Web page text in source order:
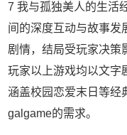
7 我与孤独美人的生活
间的深度互动与故事发
剧情，结局受玩家决策
玩家以上游戏均以文字
涵盖校园恋爱末日等经
galgame的需求。